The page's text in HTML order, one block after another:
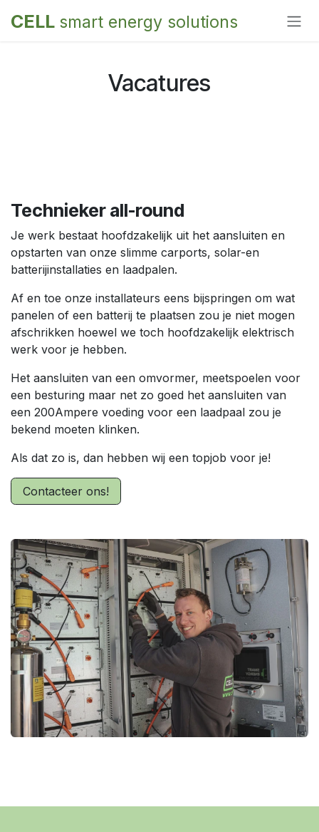
CELL smart energy solutions
Vacatures
Technieker all-round
Je werk bestaat hoofdzakelijk uit het aansluiten en
opstarten van onze slimme carports, solar-en
batterijinstallaties en laadpalen.
Af en toe onze installateurs eens bijspringen om wat
panelen of een batterij te plaatsen zou je niet mogen
afschrikken hoewel we toch hoofdzakelijk elektrisch
werk voor je hebben.
Het aansluiten van een omvormer, meetspoelen voor
een besturing maar net zo goed het aansluiten van
een 200Ampere voeding voor een laadpaal zou je
bekend moeten klinken.
Als dat zo is, dan hebben wij een topjob voor je!
Contacteer ons!